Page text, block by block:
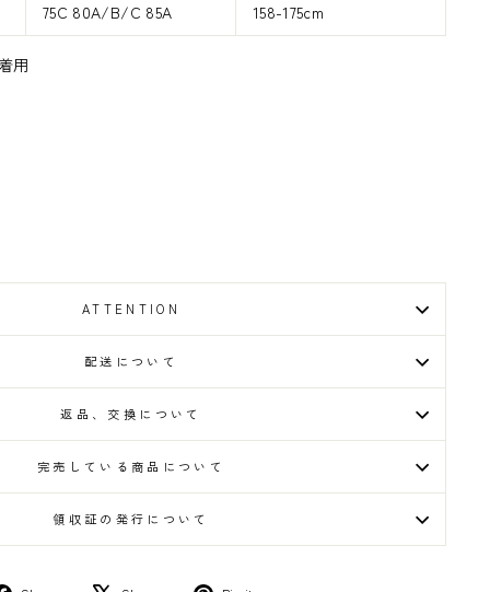
75C 80A/B/C 85A 158-175cm
用
ATTENTION
配送について
返品、交換について
完売している商品について
領収証の発行について